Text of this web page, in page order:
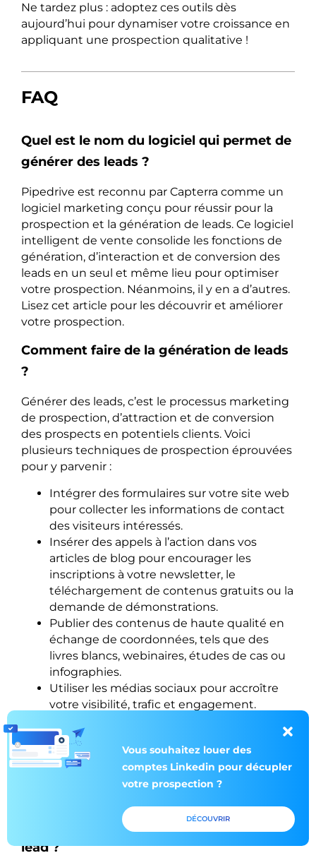
Ne tardez plus : adoptez ces outils dès
aujourd’hui pour dynamiser votre croissance en
appliquant une prospection qualitative !
FAQ
Quel est le nom du logiciel qui permet de
générer des leads ?
Pipedrive est reconnu par Capterra comme un
logiciel marketing conçu pour réussir pour la
prospection et la génération de leads. Ce logiciel
intelligent de vente consolide les fonctions de
génération, d’interaction et de conversion des
leads en un seul et même lieu pour optimiser
votre prospection. Néanmoins, il y en a d’autres.
Lisez cet article pour les découvrir et améliorer
votre prospection.
Comment faire de la génération de leads
?
Générer des leads, c’est le processus marketing
de prospection, d’attraction et de conversion
des prospects en potentiels clients. Voici
plusieurs techniques de prospection éprouvées
pour y parvenir :
Intégrer des formulaires sur votre site web
pour collecter les informations de contact
des visiteurs intéressés.
Insérer des appels à l’action dans vos
articles de blog pour encourager les
inscriptions à votre newsletter, le
téléchargement de contenus gratuits ou la
demande de démonstrations.
Publier des contenus de haute qualité en
échange de coordonnées, tels que des
livres blancs, webinaires, études de cas ou
infographies.
Utiliser les médias sociaux pour accroître
votre visibilité, trafic et engagement.
en tête des résultats de recherche sur les
mots-clés relatifs à votre activité.
Créer et diffuser une newsletter pour
renforcer la fidélité de votre audience et lui
Comment optimiser la génération de
lead ?
Vous souhaitez louer des
comptes Linkedin pour décupler
votre prospection ?
DÉCOUVRIR